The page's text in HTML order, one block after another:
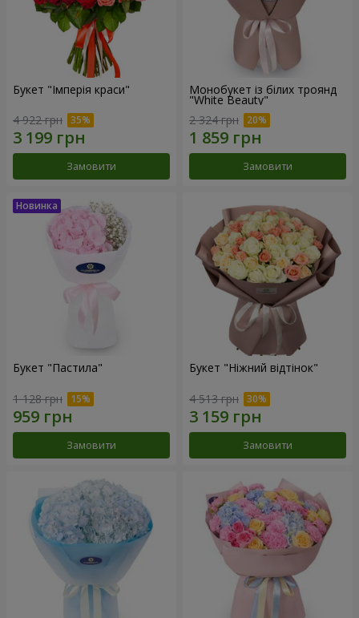
Букет "Імперія краси"
4 922 грн
Замовити
Монобукет із білих троянд
"White Beauty"
2 324 грн
Замовити
Букет "Пастила"
1 128 грн
Замовити
Букет "Ніжний відтінок"
4 513 грн
Замовити